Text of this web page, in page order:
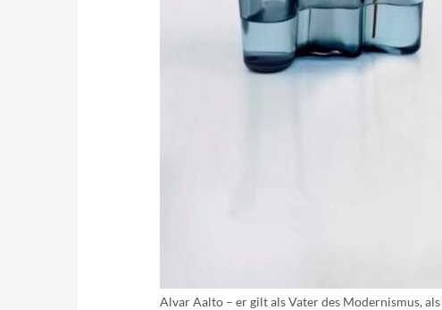
Alvar Aalto – er gilt als Vater des Modernismus,